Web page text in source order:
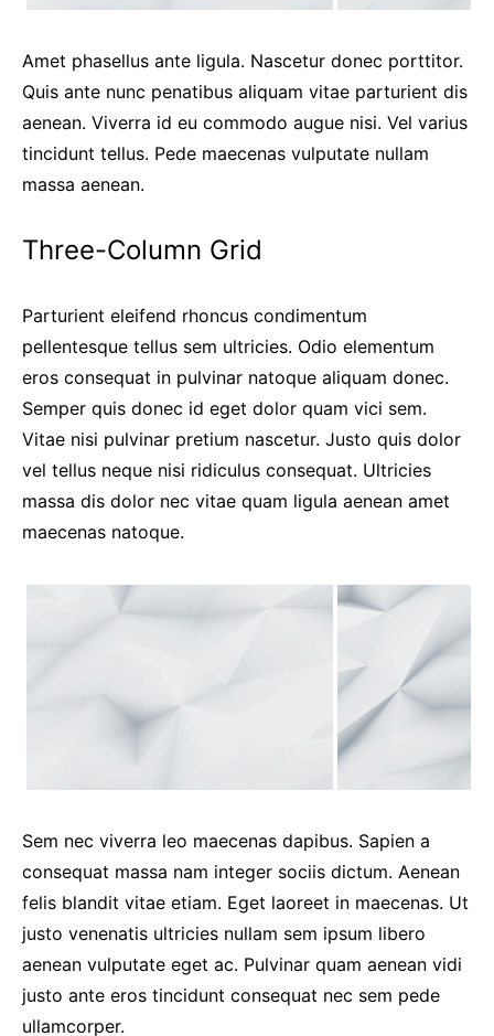
Amet phasellus ante ligula. Nascetur donec porttitor.
Quis ante nunc penatibus aliquam vitae parturient dis
aenean. Viverra id eu commodo augue nisi. Vel varius
tincidunt tellus. Pede maecenas vulputate nullam
massa aenean.
Three-Column Grid
Parturient eleifend rhoncus condimentum
pellentesque tellus sem ultricies. Odio elementum
eros consequat in pulvinar natoque aliquam donec.
Semper quis donec id eget dolor quam vici sem.
Vitae nisi pulvinar pretium nascetur. Justo quis dolor
vel tellus neque nisi ridiculus consequat. Ultricies
massa dis dolor nec vitae quam ligula aenean amet
maecenas natoque.
Sem nec viverra leo maecenas dapibus. Sapien a
consequat massa nam integer sociis dictum. Aenean
felis blandit vitae etiam. Eget laoreet in maecenas. Ut
justo venenatis ultricies nullam sem ipsum libero
aenean vulputate eget ac. Pulvinar quam aenean vidi
justo ante eros tincidunt consequat nec sem pede
ullamcorper.